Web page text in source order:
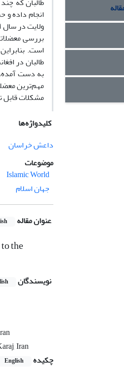
انجام داده
بررسی
است.
طالبان در
به دست
مهم‌ترین
مشکلات قابل
کلیدواژه‌ها
داعش خراسان
موضوعات
Islamic World
جهان اسلام
عنوان مقاله
the
نویسندگان
Iran
چکیده
English